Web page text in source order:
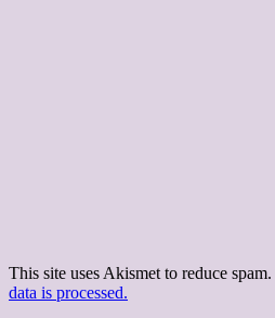
This site uses Akismet to reduce spam.
data is processed.